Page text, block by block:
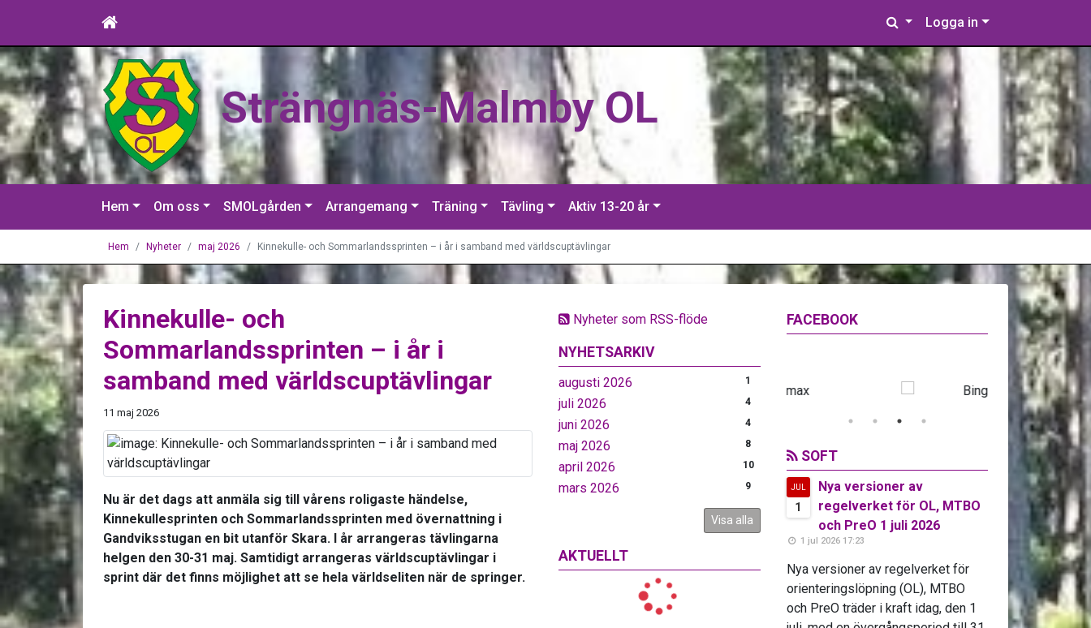
Logga in
Strängnäs-Malmby OL
Hem Om oss SMOLgården Arrangemang Träning Tävling Aktiv 13-20 år
Hem Nyheter maj 2026 Kinnekulle- och Sommarlandssprinten – i år i samband med världscuptävlingar
Nyheter som RSS-flöde
NYHETSARKIV
augusti 2026 1
juli 2026 4
juni 2026 4
maj 2026 8
april 2026 10
mars 2026 9
Visa alla
AKTUELLT
Kinnekulle- och
Sommarlandssprinten – i år i
samband med världscuptävlingar
11 maj 2026
Nu är det dags att anmäla sig till vårens roligaste händelse,
Kinnekullesprinten och Sommarlandssprinten med övernattning i
Gandviksstugan en bit utanför Skara. I år arrangeras tävlingarna
helgen den 30-31 maj. Samtidigt arrangeras världscuptävlingar i
sprint där det finns möjlighet att se hela världseliten när de springer.
FACEBOOK
SOFT
JUL
1
Nya versioner av
regelverket för OL, MTBO
och PreO 1 juli 2026
1 jul 2026 17:23
Nya versioner av regelverket för
orienteringslöpning (OL), MTBO
och PreO träder i kraft idag, den 1